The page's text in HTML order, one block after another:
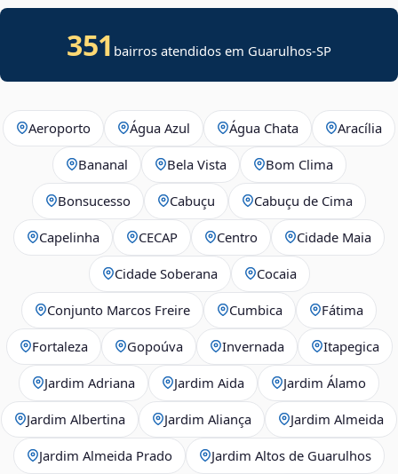
351 bairros atendidos em Guarulhos-SP
Aeroporto Água Azul Água Chata Aracília
Bananal Bela Vista Bom Clima
Bonsucesso Cabuçu Cabuçu de Cima
Capelinha CECAP Centro Cidade Maia
Cidade Soberana Cocaia
Conjunto Marcos Freire Cumbica Fátima
Fortaleza Gopoúva Invernada Itapegica
Jardim Adriana Jardim Aida Jardim Álamo
Jardim Albertina Jardim Aliança Jardim Almeida
Jardim Almeida Prado Jardim Altos de Guarulhos